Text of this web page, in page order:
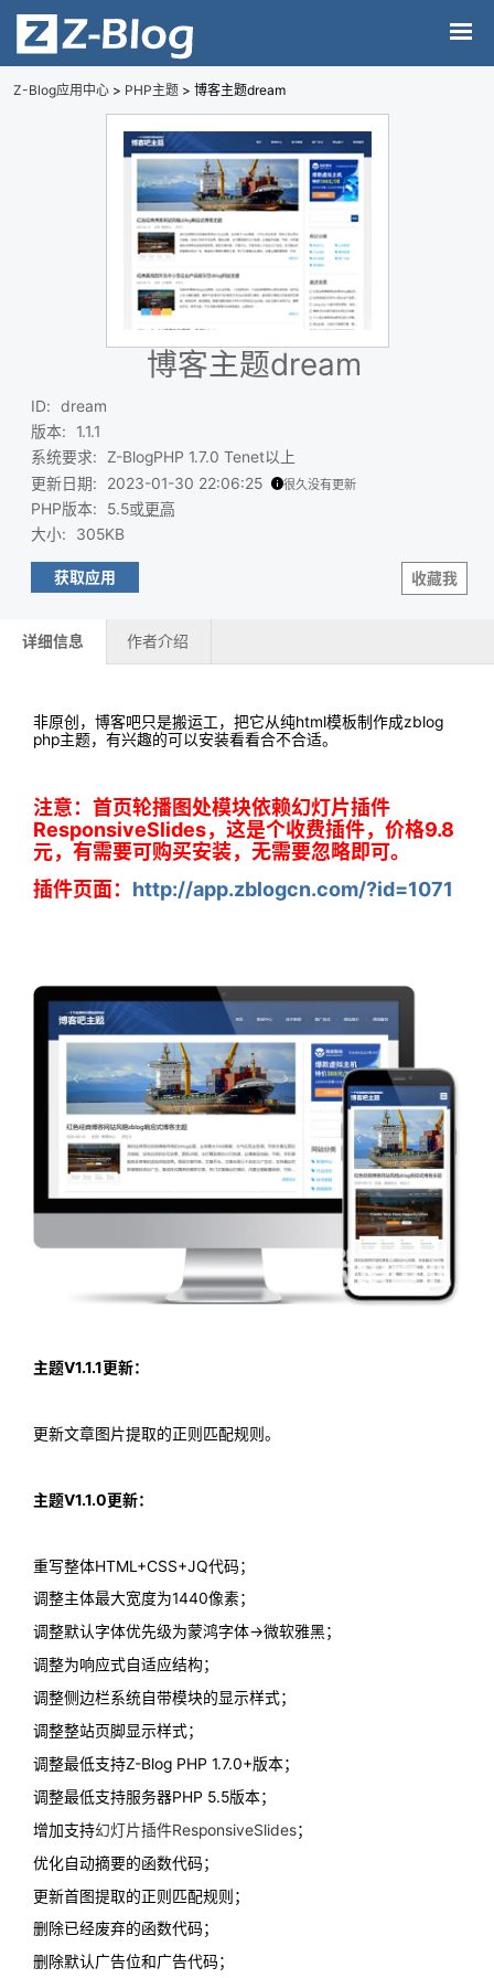
Z-Blog应用中心 > PHP主题 > 博客主题dream
博客主题dream
ID:
dream
版本:
1.1.1
系统要求:
Z-BlogPHP 1.7.0 Tenet以上
更新日期: 2023-01-30 22:06:25 很久没有更新
PHP版本: 5.5或更高
大小: 305KB
收藏我
获取应用
详细信息 作者介绍
非原创，博客吧只是搬运工，把它从纯html模板制作成zblog
php主题，有兴趣的可以安装看看合不合适。
注意：首页轮播图处模块依赖幻灯片插件
ResponsiveSlides，这是个收费插件，价格9.8
元，有需要可购买安装，无需要忽略即可。
插件页面： http://app.zblogcn.com/?id=1071
主题V1.1.1更新：
更新文章图片提取的正则匹配规则。
主题V1.1.0更新：
重写整体HTML+CSS+JQ代码；
调整主体最大宽度为1440像素；
调整默认字体优先级为蒙鸿字体->微软雅黑；
调整为响应式自适应结构；
调整侧边栏系统自带模块的显示样式；
调整整站页脚显示样式；
调整最低支持Z-Blog PHP 1.7.0+版本；
调整最低支持服务器PHP 5.5版本；
增加支持幻灯片插件ResponsiveSlides；
优化自动摘要的函数代码；
更新首图提取的正则匹配规则；
删除已经废弃的函数代码；
删除默认广告位和广告代码；